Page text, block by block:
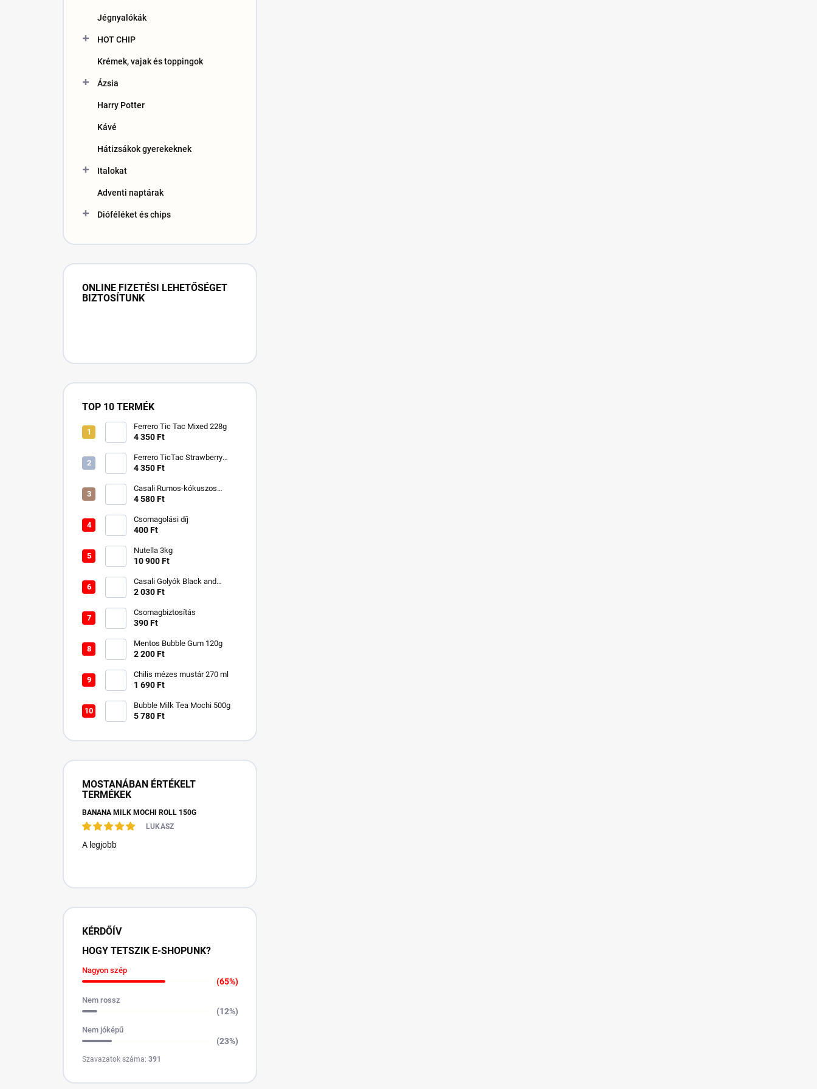
Jégnyalókák
HOT CHIP
Krémek, vajak és toppingok
Ázsia
Harry Potter
Kávé
Hátizsákok gyerekeknek
Italokat
Adventi naptárak
Dióféléket és chips
ONLINE FIZETÉSI LEHETŐSÉGET
BIZTOSÍTUNK
TOP 10 TERMÉK
Ferrero Tic Tac Mixed 228g
4 350 Ft
Ferrero TicTac Strawberry
228g
4 350 Ft
Casali Rumos-kókuszos
csokigolyó 750 g
4 580 Ft
Csomagolási díj
400 Ft
Nutella 3kg
10 900 Ft
Casali Golyók Black and
White Rumos-kókuszos 250g
2 030 Ft
Csomagbiztosítás
390 Ft
Mentos Bubble Gum 120g
2 200 Ft
Chilis mézes mustár 270 ml
1 690 Ft
Bubble Milk Tea Mochi 500g
5 780 Ft
MOSTANÁBAN ÉRTÉKELT
TERMÉKEK
BANANA MILK MOCHI ROLL 150G
LUKASZ
A legjobb
KÉRDŐÍV
HOGY TETSZIK E-SHOPUNK?
Nagyon szép
(65%)
Nem rossz
(12%)
Nem jóképű
(23%)
Szavazatok száma: 391